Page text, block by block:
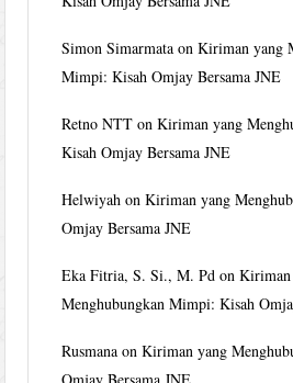
Simon Simarmata onKiriman yang
Mimpi: Kisah Omjay Bersama JNE
Retno NTT onKiriman yang
Kisah Omjay Bersama JNE
Helwiyah onKiriman yang
Omjay Bersama JNE
Eka Fitria, S. Si., M. Pd on
Menghubungkan Mimpi: Kisah
Rusmana onKiriman yang